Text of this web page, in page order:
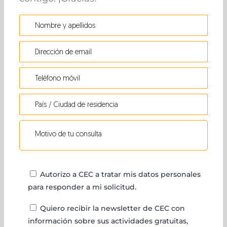
Autorizo a CEC a tratar mis datos personales
para responder a mi solicitud.
Quiero recibir la newsletter de CEC con
información sobre sus actividades gratuitas,